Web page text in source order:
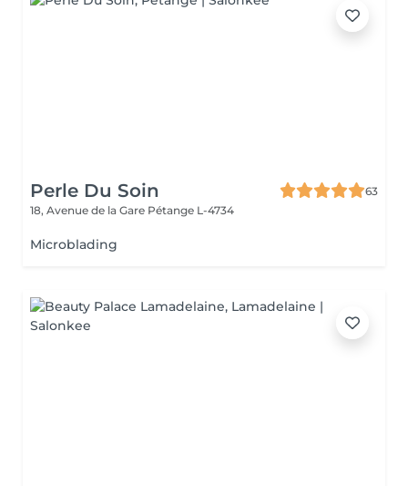
Perle Du Soin
63
18, Avenue de la Gare Pétange L-4734
Microblading